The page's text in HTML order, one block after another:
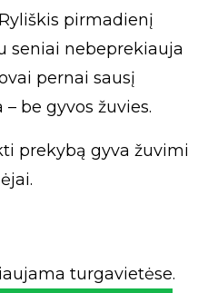
pirmadienį
seniai nebeprekiauja
pernai sausį
be gyvos žuvies.
prekybą gyva žuvimi
turgavietėse.